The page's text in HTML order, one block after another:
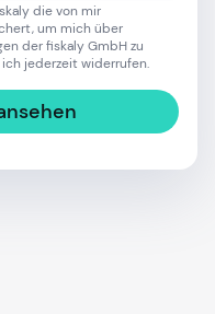
die von mir
um mich über
der fiskaly GmbH zu
jederzeit widerrufen.